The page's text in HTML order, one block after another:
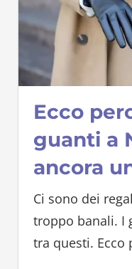
Ecco
guanti a
ancora
Ci sono dei
troppo banali. I
tra questi. Ecco